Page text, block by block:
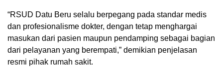
“RSUD Datu Beru selalu berpegang pada standar medis
dan profesionalisme dokter, dengan tetap menghargai
masukan dari pasien maupun pendamping sebagai bagian
dari pelayanan yang berempati,” demikian penjelasan
resmi pihak rumah sakit.